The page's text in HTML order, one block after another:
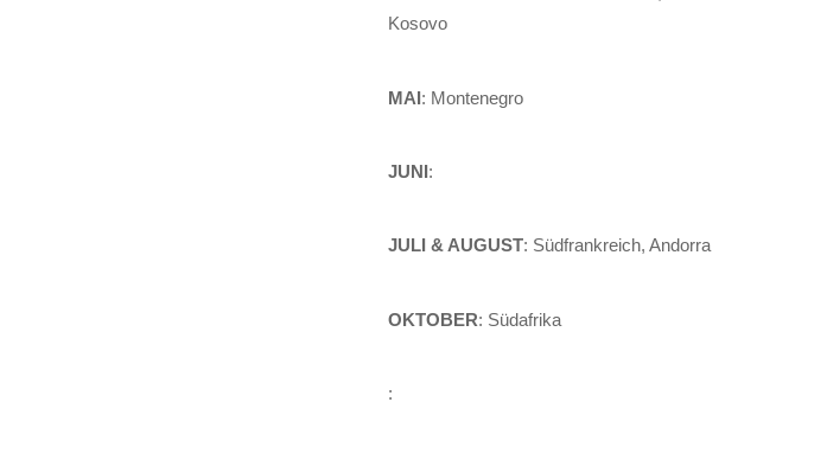
Kosovo
MAI: Montenegro
JUNI:
JULI & AUGUST: Südfrankreich, Andorra
OKTOBER: Südafrika
: